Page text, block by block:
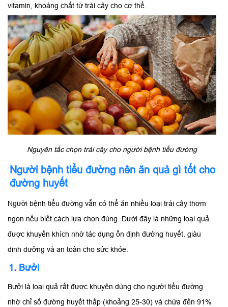
vitamin, khoáng chất từ trái cây cho cơ thể.
Nguyên tắc chọn trái cây cho người bệnh tiểu đường
Người bệnh tiểu đường nên ăn quả gì tốt cho
đường huyết
Người bệnh tiểu đường vẫn có thể ăn nhiều loại trái cây thơm
ngon nếu biết cách lựa chọn đúng. Dưới đây là những loại quả
được khuyến khích nhờ tác dụng ổn định đường huyết, giàu
dinh dưỡng và an toàn cho sức khỏe.
1. Bưởi
Bưởi là loại quả rất được khuyên dùng cho người tiểu đường
nhờ chỉ số đường huyết thấp (khoảng 25-30) và chứa đến 91%